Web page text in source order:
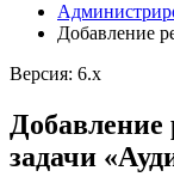
Добавление
Версия: 6.x
задачи